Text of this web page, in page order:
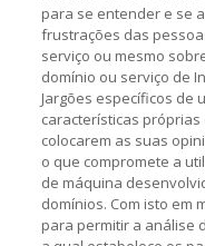
para se entender e se
frustrações das
serviço ou mesmo
domínio ou serviço de
Jargões específicos de
características
colocarem as suas
o que compromete a
de máquina
domínios. Com isto em
para permitir a análise